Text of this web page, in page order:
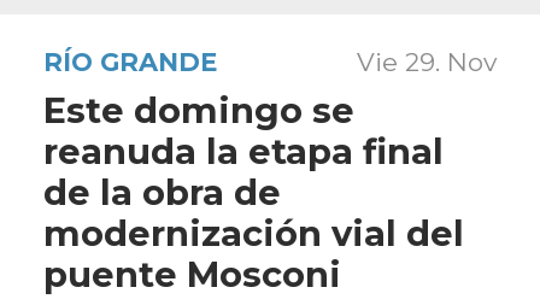
RÍO GRANDE Vie 29. Nov
Este domingo se
reanuda la etapa final
de la obra de
modernización vial del
puente Mosconi